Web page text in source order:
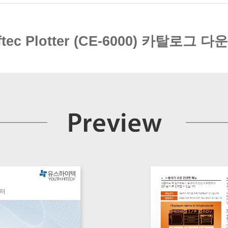
Plotter (CE-6000) 카탈로그 다